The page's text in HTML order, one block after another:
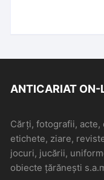
ANTICARIAT ON-
Cărți, fotografii,
etichete, ziare,
jocuri, jucării,
obiecte țărănești